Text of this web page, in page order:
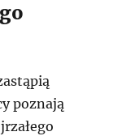
poznają